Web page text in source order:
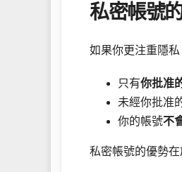
私密帳號
如果你更注重隱
只有你批准
未經你批准
你的帳號不
私密帳號的優勢在